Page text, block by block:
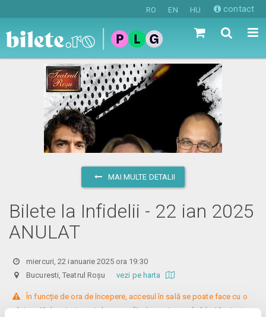
RO EN HU contact
MAI MULTE DETALII
Bilete la Infidelii - 22 ian 2025
ANULAT
miercuri, 22 ianuarie 2025 ora 19:30
Bucuresti, Teatrul Roșu vezi pe harta
În funcție de ora de începere, accesul în sală se poate face cu o
oră / cu 40 de minute mai devreme, fiind permis cu până la 10 minute